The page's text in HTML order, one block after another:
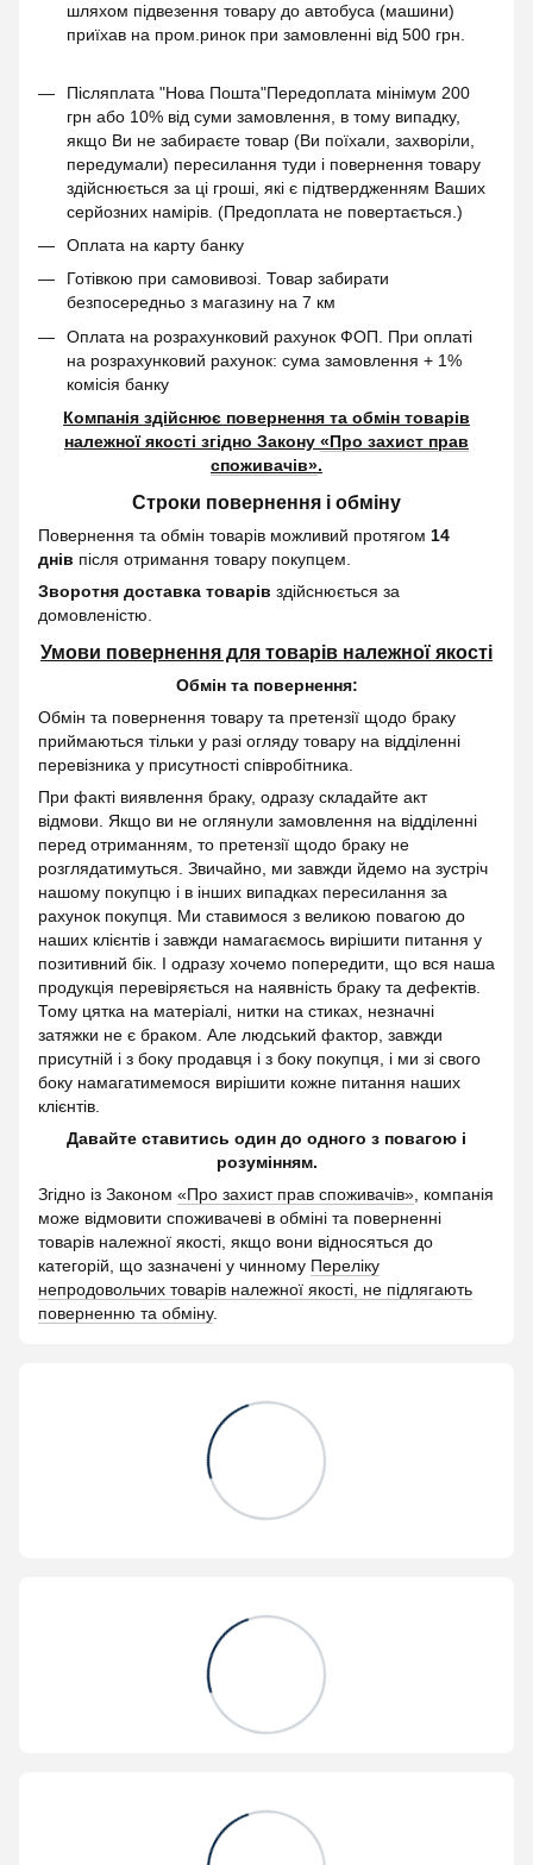
шляхом підвезення товару до автобуса (машини)
приїхав на пром.ринок при замовленні від 500 грн.
Післяплата "Нова Пошта"Передоплата мінімум 200
грн або 10% від суми замовлення, в тому випадку,
якщо Ви не забираєте товар (Ви поїхали, захворіли,
передумали) пересилання туди і повернення товару
здійснюється за ці гроші, які є підтвердженням Ваших
серйозних намірів. (Предоплата не повертається.)
Оплата на карту банку
Готівкою при самовивозі. Товар забирати
безпосередньо з магазину на 7 км
Оплата на розрахунковий рахунок ФОП. При оплаті
на розрахунковий рахунок: сума замовлення + 1%
комісія банку
Компанія здійснює повернення та обмін товарів
належної якості згідно Закону «Про захист прав
споживачів».
Строки повернення і обміну
Повернення та обмін товарів можливий протягом 14
днів після отримання товару покупцем.
Зворотня доставка товарів здійснюється за
домовленістю.
Умови повернення для товарів належної якості
Обмін та повернення:
Обмін та повернення товару та претензії щодо браку
приймаються тільки у разі огляду товару на відділенні
перевізника у присутності співробітника.
При факті виявлення браку, одразу складайте акт
відмови. Якщо ви не оглянули замовлення на відділенні
перед отриманням, то претензії щодо браку не
розглядатимуться. Звичайно, ми завжди йдемо на зустріч
нашому покупцю і в інших випадках пересилання за
рахунок покупця. Ми ставимося з великою повагою до
наших клієнтів і завжди намагаємось вирішити питання у
позитивний бік. І одразу хочемо попередити, що вся наша
продукція перевіряється на наявність браку та дефектів.
Тому цятка на матеріалі, нитки на стиках, незначні
затяжки не є браком. Але людський фактор, завжди
присутній і з боку продавця і з боку покупця, і ми зі свого
боку намагатимемося вирішити кожне питання наших
клієнтів.
Давайте ставитись один до одного з повагою і
розумінням.
Згідно із Законом «Про захист прав споживачів» , компанія
може відмовити споживачеві в обміні та поверненні
товарів належної якості, якщо вони відносяться до
категорій, що зазначені у чинному Переліку
непродовольчих товарів належної якості, не підлягають
поверненню та обміну.